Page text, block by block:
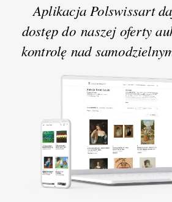
Aplikacja Polswissart
dostęp do naszej oferty
kontrolę nad